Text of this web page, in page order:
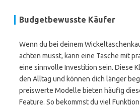
Budgetbewusste Käufer
Wenn du bei deinem
achten musst, kann eine Tasche mit
eine sinnvolle Investition sein. Diese
den Alltag und können dich länger
preiswerte Modelle bieten häufig
Feature. So bekommst du viel